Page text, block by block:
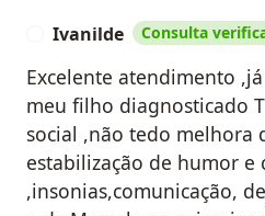
Ivanilde Consulta
Excelente atendimento
meu filho diagnosticado
social ,não tedo melhora
estabilização de humor e
,insonias,comunicação,